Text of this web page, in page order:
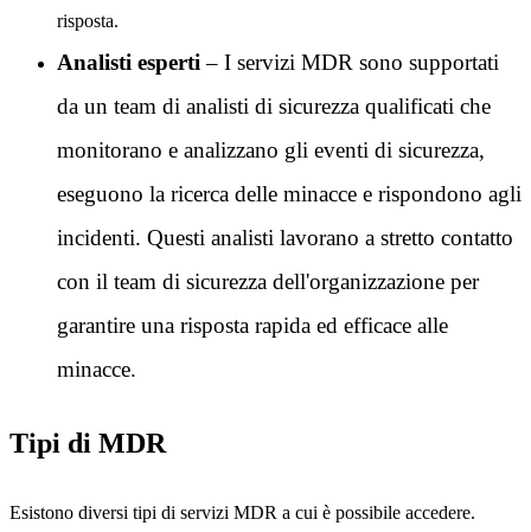
risposta.
Analisti esperti – I servizi MDR sono supportati
da un team di analisti di sicurezza qualificati che
monitorano e analizzano gli eventi di sicurezza,
eseguono la ricerca delle minacce e rispondono agli
incidenti. Questi analisti lavorano a stretto contatto
con il team di sicurezza dell'organizzazione per
garantire una risposta rapida ed efficace alle
minacce.
Tipi di MDR
Esistono diversi tipi di servizi MDR a cui è possibile accedere.